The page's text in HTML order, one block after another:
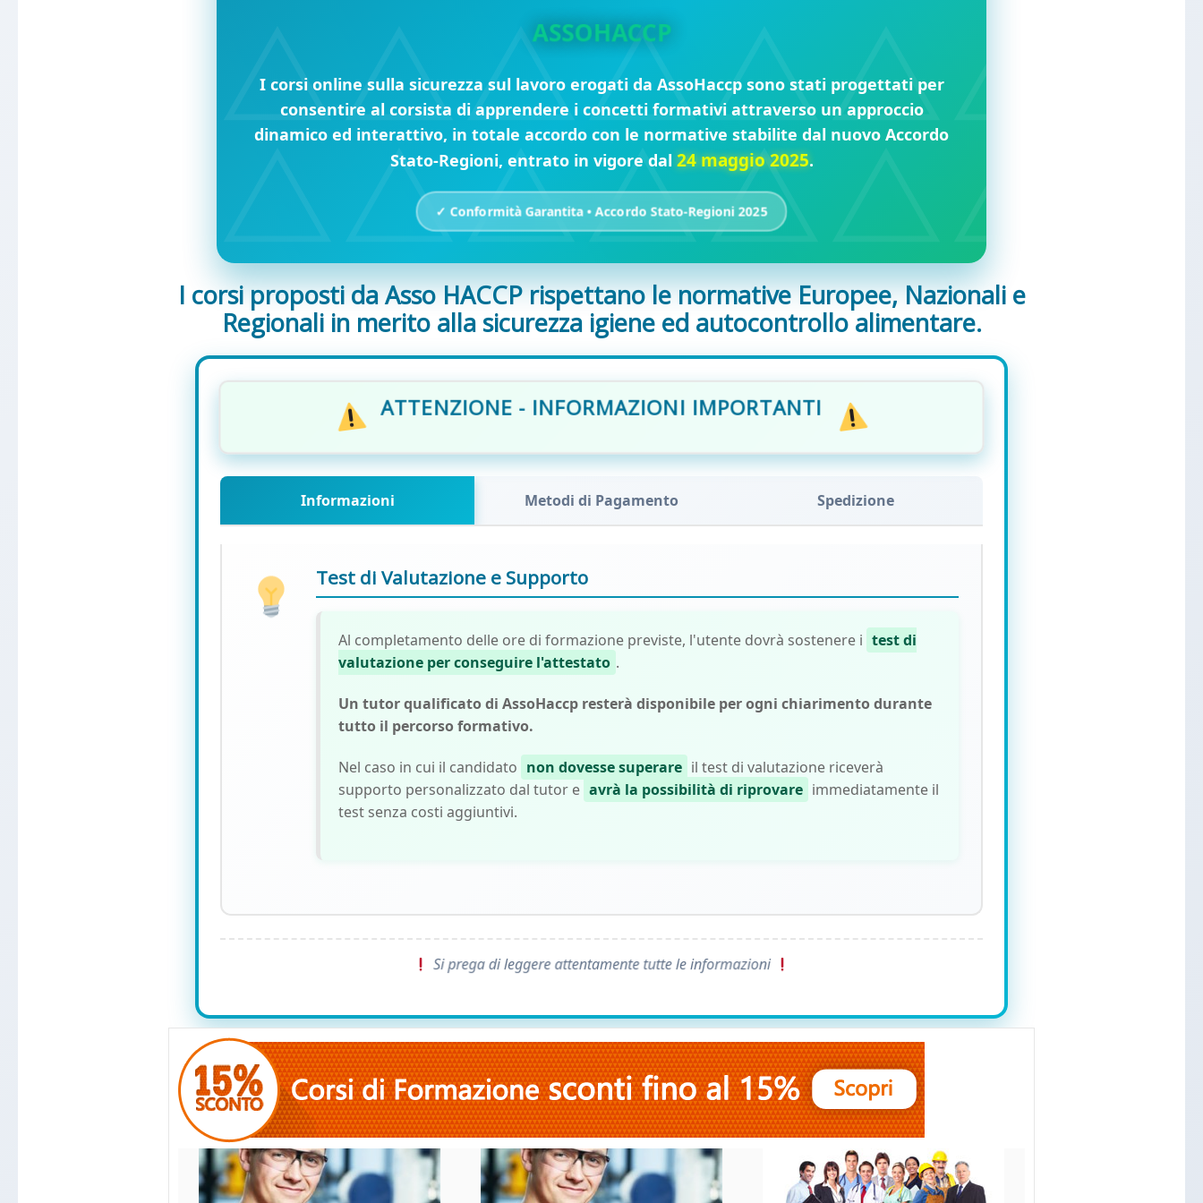
ASSOHACCP
I corsi online sulla sicurezza sul lavoro erogati da AssoHaccp sono stati progettati per
consentire al corsista di apprendere i concetti formativi attraverso un approccio
dinamico ed interattivo, in totale accordo con le normative stabilite dal nuovo Accordo
Stato-Regioni, entrato in vigore dal 24 maggio 2025.
✓ Conformità Garantita • Accordo Stato-Regioni 2025
I corsi proposti da Asso HACCP rispettano le normative Europee, Nazionali e
Regionali in merito alla sicurezza igiene ed autocontrollo alimentare.
ATTENZIONE - INFORMAZIONI IMPORTANTI
Informazioni Metodi di Pagamento Spedizione
Test di Valutazione e Supporto
Al completamento delle ore di formazione previste, l'utente dovrà sostenere i test di
valutazione per conseguire l'attestato .
Un tutor qualificato di AssoHaccp resterà disponibile per ogni chiarimento durante
tutto il percorso formativo.
Nel caso in cui il candidato non dovesse superare il test di valutazione riceverà
supporto personalizzato dal tutor e avrà la possibilità di riprovare immediatamente il
test senza costi aggiuntivi.
Si prega di leggere attentamente tutte le informazioni